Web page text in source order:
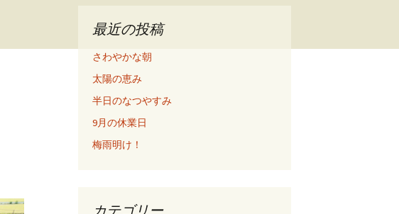
最近の投稿
さわやかな朝
太陽の恵み
半日のなつやすみ
9月の休業日
梅雨明け！
カテゴリー